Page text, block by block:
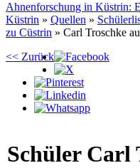
Ahnenforschung in Küstrin:
Küstrin » Quellen »
zu Cüstrin » Carl Troschke
<< Zurück
Schüler Carl